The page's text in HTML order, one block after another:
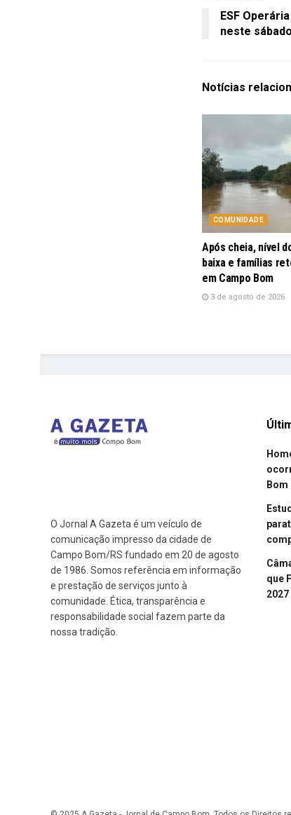
ESF
neste
Notícias
COMUNIDADE
Após cheia, nível
baixa e famílias
em Campo Bom
3 de agosto de 2026
O Jornal A Gazeta é um veículo de
comunicação impresso da cidade de
Campo Bom/RS fundado em 20 de agosto
de 1986. Somos referência em informação
e prestação de serviços junto à
comunidade. Ética, transparência e
responsabilidade social fazem parte da
nossa tradição.
Bom
que
2027